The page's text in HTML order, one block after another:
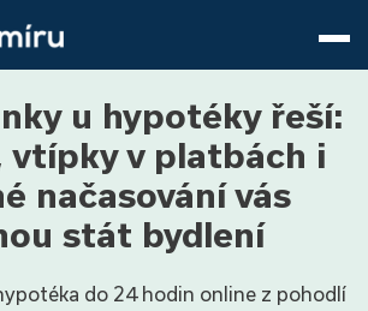
9−16 hod.
u hypotéky řeší:
vtípky v platbách i
načasování vás
stát bydlení
do 24 hodin online z pohodlí